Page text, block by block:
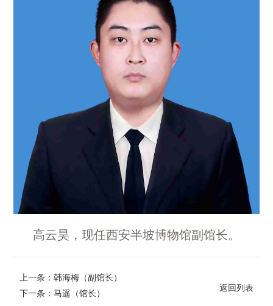
高云昊，现任西安半坡博物馆副馆长。
上一条：韩海梅（副馆长）
下一条：马遥（馆长）
返回列表